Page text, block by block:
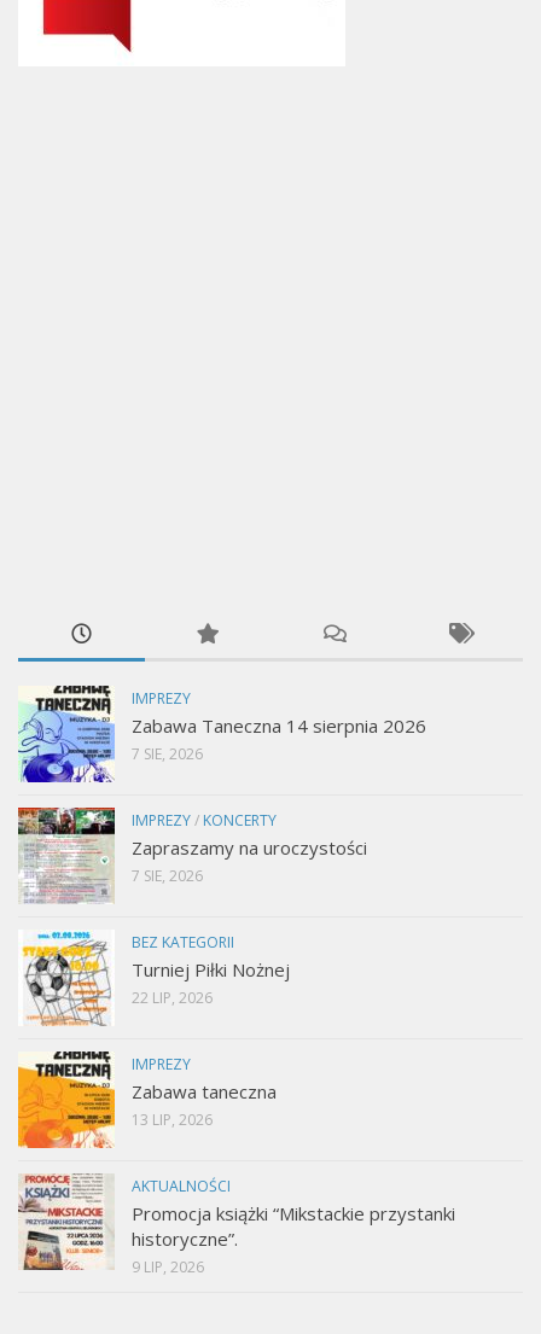
IMPREZY
Zabawa Taneczna 14 sierpnia 2026
7 SIE, 2026
IMPREZY/ KONCERTY
Zapraszamy na uroczystości
7 SIE, 2026
BEZ KATEGORII
Turniej Piłki Nożnej
22 LIP, 2026
IMPREZY
Zabawa taneczna
13 LIP, 2026
AKTUALNOŚCI
Promocja książki “Mikstackie przystanki
historyczne”.
9 LIP, 2026